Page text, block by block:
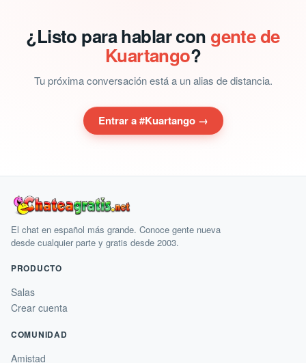
¿Listo para hablar con gente de
Kuartango?
Tu próxima conversación está a un alias de distancia.
Entrar a #Kuartango →
El chat en español más grande. Conoce gente nueva
desde cualquier parte y gratis desde 2003.
PRODUCTO
Salas
Crear cuenta
COMUNIDAD
Amistad